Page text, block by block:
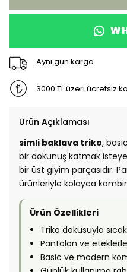
Aynı gün kargo
3000 TL üzeri ücretsiz
Ürün Açıklaması
simli baklava triko,
bir dokunuş katmak
bir üst giyim parçasıdır.
ürünleriyle kolayca
Ürün Özellikleri
Triko dokusuyla
Pantolon ve
Basic ve modern